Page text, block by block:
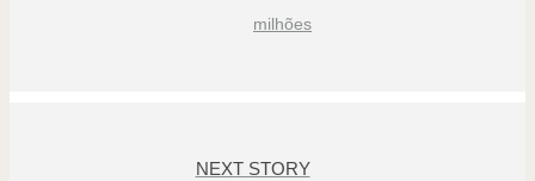
milhões
NEXT STORY